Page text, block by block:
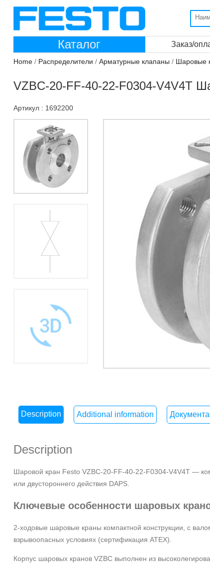
Каталог
Заказ/
Home/ Распределители / Арматурные клапаны / Шаровые
VZBC-20-FF-40-22-F0304-V4V4T
Артикул : 1692200
Description Additional information
Description
Шаровой кран Festo VZBC-20-FF-40-22-F0304-V4V4T—
или двустороннего действия DAPS.
Ключевые особенности шаровых
2-ходовые шаровые краны компактной конструкции, с
взрывоопасных условиях (сертификация ATEX).
Корпус шаровых кранов VZBC выполнен из